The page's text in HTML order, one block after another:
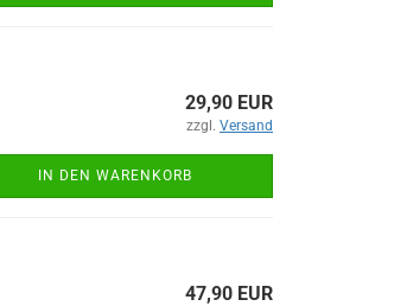
29,90 EUR
zzgl. Versand
IN DEN WARENKORB
47,90 EUR